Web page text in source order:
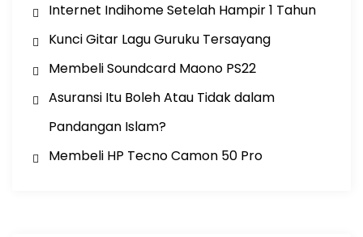
Internet Indihome Setelah Hampir 1 Tahun
Kunci Gitar Lagu Guruku Tersayang
Membeli Soundcard Maono PS22
Asuransi Itu Boleh Atau Tidak dalam
Pandangan Islam?
Membeli HP Tecno Camon 50 Pro